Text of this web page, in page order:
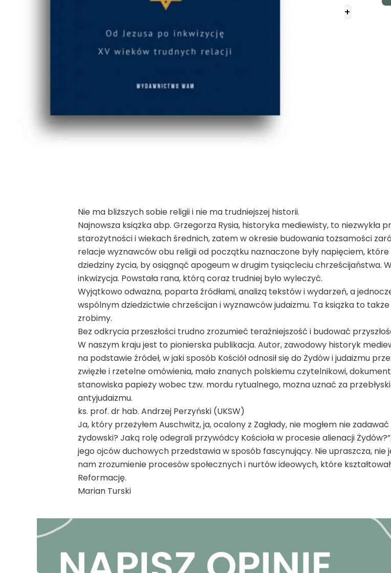
wobec
Żydów
+
Nie ma bliższych sobie religii i nie ma trudniejszej historii.
Najnowsza książka abp. Grzegorza Rysia, historyka mediewisty, to niezwykła
starożytności i wiekach średnich, zatem w okresie budowania tożsamości
relacje wyznawców obu religii od początku naznaczone były napięciem, które
dziedziny życia, by osiągnąć apogeum w drugim tysiącleciu chrześcijaństwa.
inkwizycja. Powstała rana, którą coraz trudniej było wyleczyć.
Wyjątkowo odważna, poparta źródłami, analizą tekstów i wydarzeń, a
wspólnym dziedzictwie chrześcijan i wyznawców judaizmu. Ta książka to
zrobimy.
Bez odkrycia przeszłości trudno zrozumieć teraźniejszość i budować
W naszym kraju jest to pionierska publikacja. Autor, zawodowy historyk
na podstawie źródeł, w jaki sposób Kościół odnosił się do Żydów i judaizmu
zwięzłe i rzetelne omówienia, mało znanych polskiemu czytelnikowi,
stanowiska papieży wobec tzw. mordu rytualnego, można uznać za
antyjudaizmu.
ks. prof. dr hab. Andrzej Perzyński (UKSW)
Ja, który przeżyłem Auschwitz, ja, ocalony z Zagłady, nie mogłem nie
żydowski? Jaką rolę odegrali przywódcy Kościoła w procesie alienacji
jego ojców duchowych przedstawia w sposób fascynujący. Nie upraszcza,
nam zrozumienie procesów społecznych i nurtów ideowych, które
Reformację.
Marian Turski